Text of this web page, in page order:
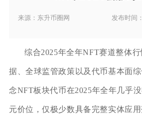
来源：东升币圈网 发布时间
综合2025年全年NFT赛道整体
据、全球监管政策以及代币基本面
念NFT板块代币在2025年全年几乎
元价位，仅极少数具备完整实体应